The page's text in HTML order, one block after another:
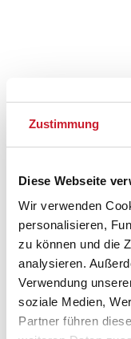
Zustimmung
Diese Webseite
Wir verwenden
personalisieren,
zu können und die
analysieren.
Verwendung
soziale Medien,
Partner führen